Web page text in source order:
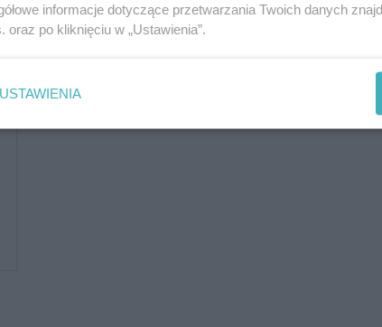
informacje dotyczące przetwarzania Twoich danych
. oraz po kliknięciu w „Ustawienia”.
USTAWIENIA